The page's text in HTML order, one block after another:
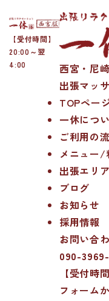
【受付時間】
20:00～翌
4:00
西宮・尼
出張マッ
TOPペー
一休につ
ご利用の
メニュー/
出張エリア
ブログ
お知らせ
採用情報
お問い合
090-
【受付時
フォーム